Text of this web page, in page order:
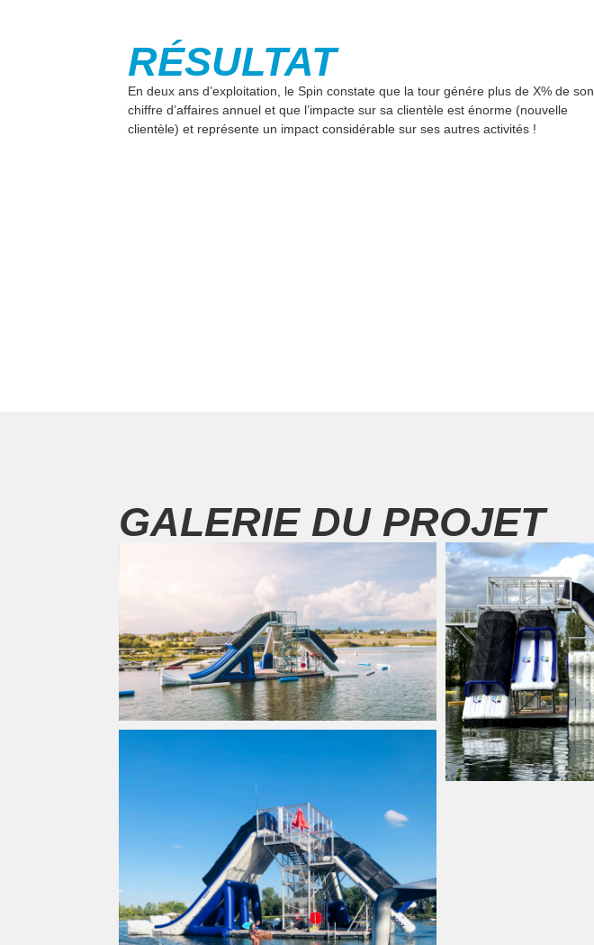
RÉSULTAT
En deux ans d’exploitation, le Spin constate que la tour génére plus de X% de son
chiffre d’affaires annuel et que l’impacte sur sa clientèle est énorme (nouvelle
clientèle) et représente un impact considérable sur ses autres activités !
GALERIE DU PROJET